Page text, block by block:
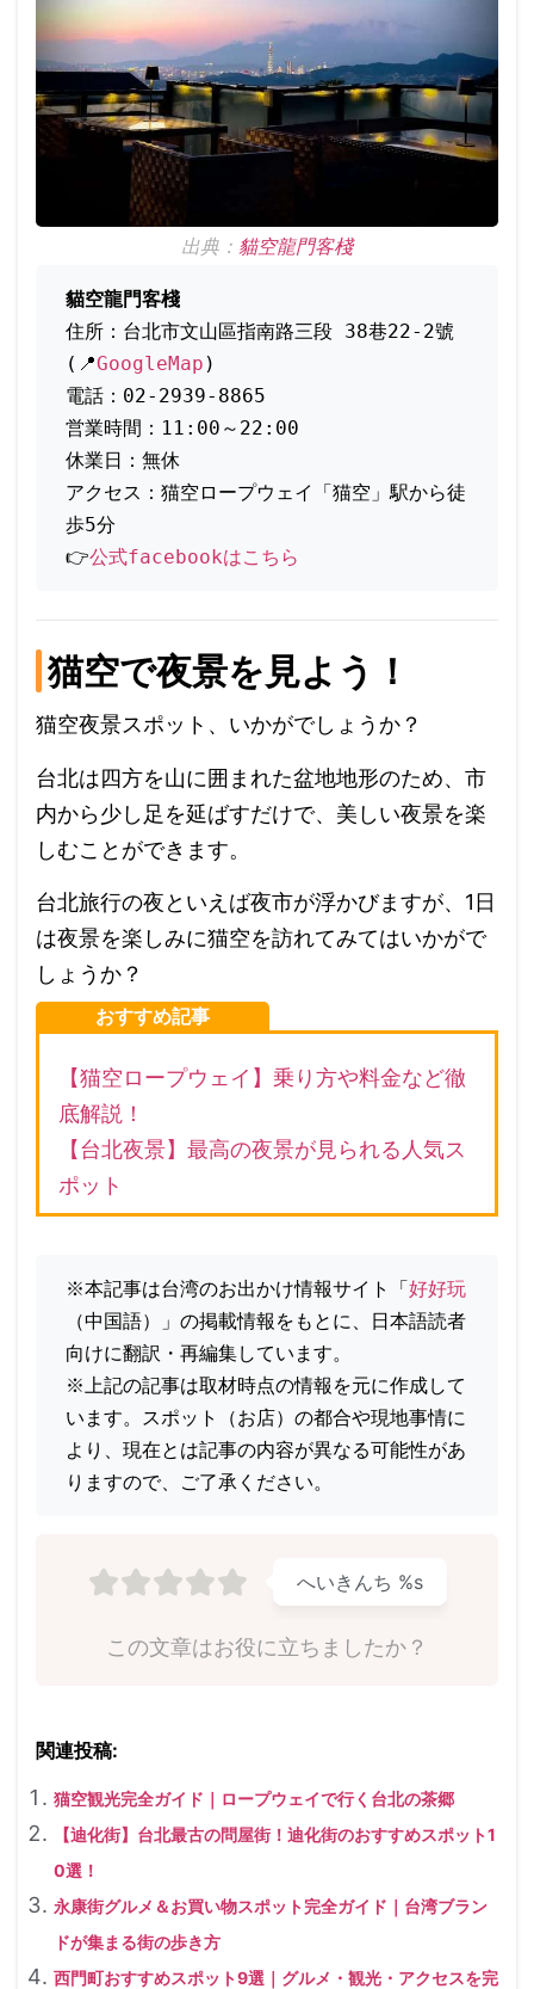
出典： 貓空龍門客棧
貓空龍門客棧
住所：台北市文山區指南路三段 38巷22-2號
(📍GoogleMap )
電話：02-2939-8865
営業時間：11:00～22:00
休業日：無休
アクセス：猫空ロープウェイ「猫空」駅から徒
歩5分
👉公式facebookはこちら
猫空で夜景を見よう！
猫空夜景スポット、いかがでしょうか？
台北は四方を山に囲まれた盆地地形のため、市
内から少し足を延ばすだけで、美しい夜景を楽
しむことができます。
台北旅行の夜といえば夜市が浮かびますが、1日
は夜景を楽しみに猫空を訪れてみてはいかがで
しょうか？
おすすめ記事
【猫空ロープウェイ】乗り方や料金など徹
底解説！
【台北夜景】最高の夜景が見られる人気ス
ポット
※本記事は台湾のお出かけ情報サイト「 好好玩
（中国語）」の掲載情報をもとに、日本語読者
向けに翻訳・再編集しています。
※上記の記事は取材時点の情報を元に作成して
います。スポット（お店）の都合や現地事情に
より、現在とは記事の内容が異なる可能性があ
りますので、ご了承ください。
この文章はお役に立ちましたか？
へいきんち %s
関連投稿:
猫空観光完全ガイド｜ロープウェイで行く台北の茶郷
【迪化街】台北最古の問屋街！迪化街のおすすめスポット1
0選！
永康街グルメ＆お買い物スポット完全ガイド｜台湾ブラン
ドが集まる街の歩き方
西門町おすすめスポット9選｜グルメ・観光・アクセスを完